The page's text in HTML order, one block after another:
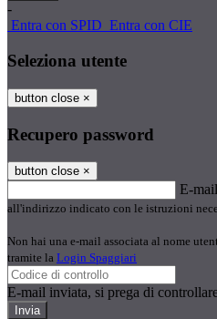
-
Entra con SPID Entra con CIE
Seleziona utente
button close ×
Recupero password
button close ×
E-mail
all'indirizzo indicato con le istruzioni
Non hai una e-mail associata al nome
tramite la Login Spaggiari
E-mail inviata, si prega di